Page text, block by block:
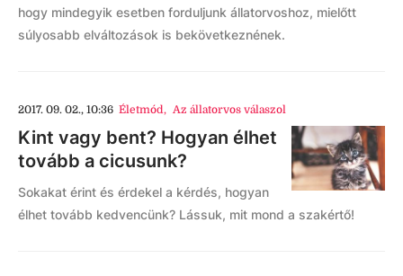
hogy mindegyik esetben forduljunk állatorvoshoz, mielőtt
súlyosabb elváltozások is bekövetkeznének.
2017. 09. 02., 10:36 Életmód, Az állatorvos válaszol
Kint vagy bent? Hogyan élhet
tovább a cicusunk?
Sokakat érint és érdekel a kérdés, hogyan
élhet tovább kedvencünk? Lássuk, mit mond a szakértő!